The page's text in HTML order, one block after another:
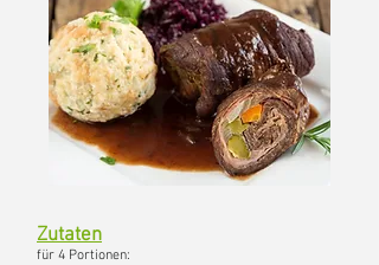
Zutaten
für 4 Portionen: